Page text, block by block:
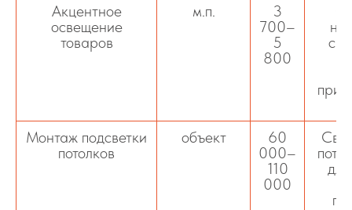
Акцентное
освещение
товаров
м.п.
3
700–
5
800
Монтаж подсветки
потолков
объект
60
000–
110
000